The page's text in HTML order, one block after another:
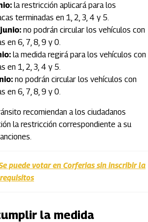
la restricción aplicará para los
terminadas en 1, 2, 3, 4 y 5.
no podrán circular los vehículos con
en 6, 7, 8, 9 y 0.
la medida regirá para los vehículos con
en 1, 2, 3, 4 y 5.
no podrán circular los vehículos con
en 6, 7, 8, 9 y 0.
recomiendan a los ciudadanos
la restricción correspondiente a su
puede votar en Corferias sin inscribir la
la medida